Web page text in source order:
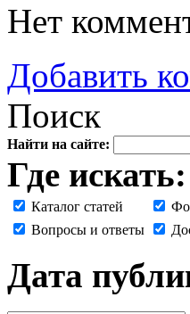
Нет
Добавить
Поиск
Найти на сайте:
Где искать:
Каталог статей
Вопросы и ответы
Дата